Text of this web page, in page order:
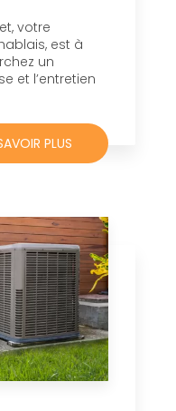
votre
est à
un
et l’entretien
PLUS